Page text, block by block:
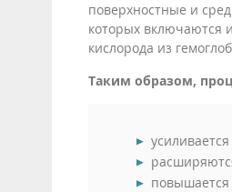
поверхностные и
которых включаются
кислорода из
Таким образом,